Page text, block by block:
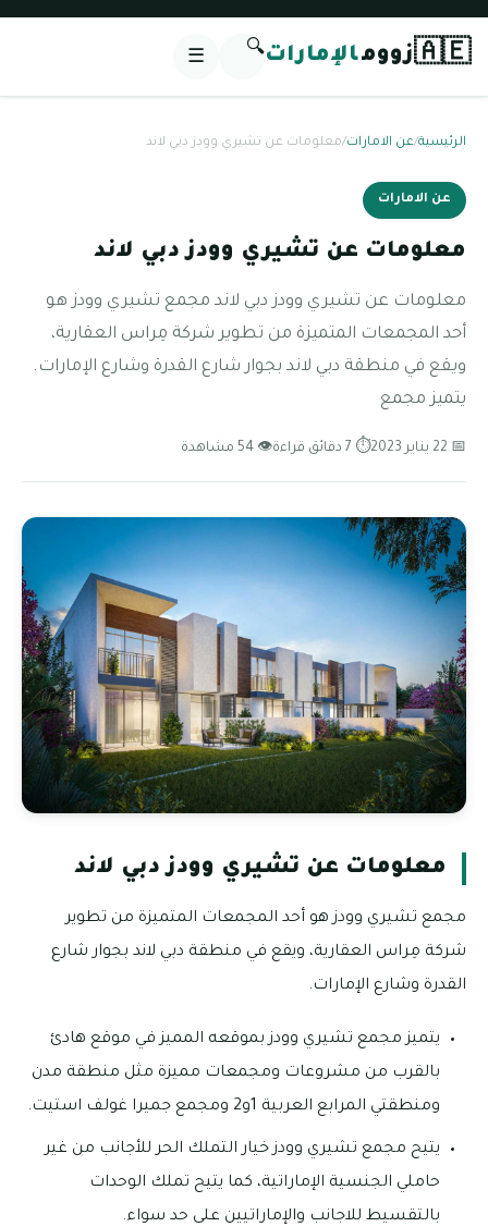
🇦🇪زوومالإمارات🔍
☰
الرئيسية/عن الامارات/معلومات عن تشيري وودز دبي لاند
عن الامارات
معلومات عن تشيري وودز دبي لاند
معلومات عن تشيري وودز دبي لاند مجمع تشيري وودز هو
أحد المجمعات المتميزة من تطوير شركة مِراس العقارية،
ويقع في منطقة دبي لاند بجوار شارع القدرة وشارع الإمارات.
يتميز مجمع
📅 22 يناير 2023 ⏱ 7 دقائق قراءة 👁 54 مشاهدة
معلومات عن تشيري وودز دبي لاند
مجمع تشيري وودز هو أحد المجمعات المتميزة من تطوير
شركة مِراس العقارية، ويقع في منطقة دبي لاند بجوار شارع
القدرة وشارع الإمارات.
يتميز مجمع تشيري وودز بموقعه المميز في موقع هادئ
بالقرب من مشروعات ومجمعات مميزة مثل منطقة مدن
ومنطقتي المرابع العربية 1و2 ومجمع جميرا غولف استيت.
يتيح مجمع تشيري وودز خيار التملك الحر للأجانب من غير
حاملي الجنسية الإماراتية، كما يتيح تملك الوحدات
بالتقسيط للاجانب والإماراتيين على حد سواء.